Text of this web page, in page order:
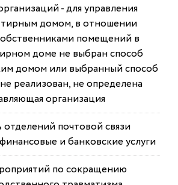
- для управления
домом, в отношении
помещений в
доме не выбран способ
домом или выбранный способ
реализован, не определена
организация
отделений почтовой связи
и банковские услуги
по сокращению